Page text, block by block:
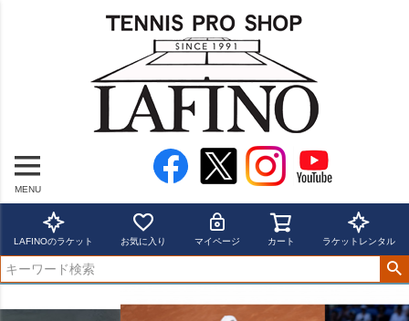
MENU
LAFINOのラケット お気に入り マイページ カート ラケットレンタル